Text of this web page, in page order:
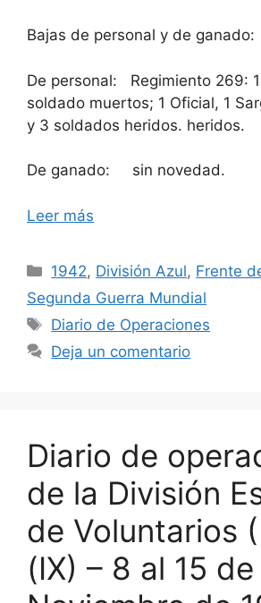
Bajas de personal y de ganado:
De personal: Regimiento 269: 1
soldado muertos; 1 Oficial, 1
y 3 soldados heridos. heridos.
De ganado: sin novedad.
Leer más
Categorías
1942, División Azul, Frente
Segunda Guerra Mundial
Etiquetas
Diario de Operaciones
Deja un comentario
Diario de
de la División
de Voluntarios
(IX) – 8 al 15 de